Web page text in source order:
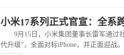
小米17系列正式官宣：全系
9月15日，小米集团董事长雷军通过
代升级”，全面对标iPhone，并正面迎战。